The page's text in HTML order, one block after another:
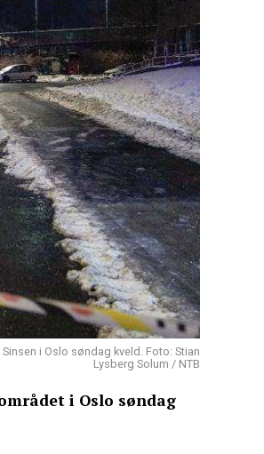
i Oslo søndag kveld. Foto: Stian
Lysberg Solum / NTB
i Oslo søndag